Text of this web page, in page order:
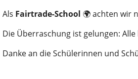
Als Fairtrade-School 🌍 achten wir
Die Überraschung ist gelungen:
Danke an die Schülerinnen und